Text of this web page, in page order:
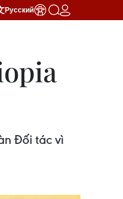
Русский
Đối tác vì